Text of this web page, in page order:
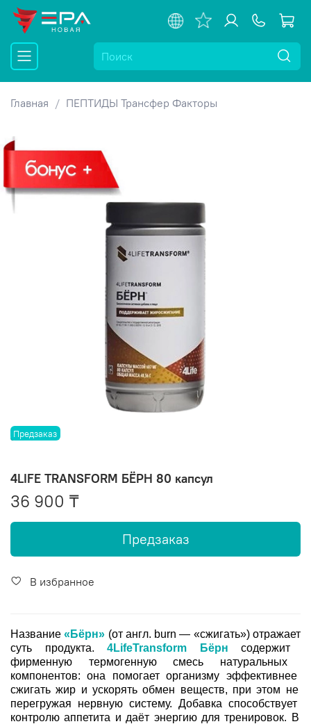
Главная ПЕПТИДЫ Трансфер Факторы
Предзаказ
4LIFE TRANSFORM БЁРН 80 капсул
36 900 ₸
Предзаказ
В избранное
Название «Бёрн» (отангл. burn — «сжигать»)отражает
суть продукта. 4LifeTransform Бёрн содержит
фирменную термогеннуюсмесь натуральных
компонентов: она помогаеторганизму эффективнее
сжигать жир и ускорять обмен веществ, при этом не
перегружая нервную систему. Добавка способствует
контролю аппетита и даёт энергиюдля тренировок. В